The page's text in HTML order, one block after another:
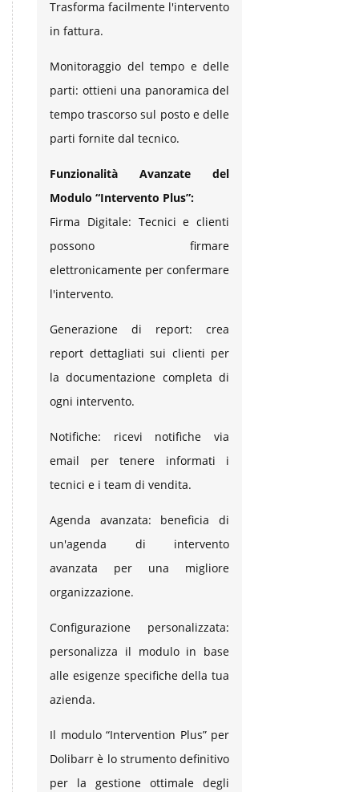
Trasforma facilmente l'intervento
in fattura.
Monitoraggio del tempo e delle
parti: ottieni una panoramica del
tempo trascorso sul posto e delle
parti fornite dal tecnico.
Funzionalità Avanzate del
Modulo “Intervento Plus”:
Firma Digitale: Tecnici e clienti
possono firmare
elettronicamente per confermare
l'intervento.
Generazione di report: crea
report dettagliati sui clienti per
la documentazione completa di
ogni intervento.
Notifiche: ricevi notifiche via
email per tenere informati i
tecnici e i team di vendita.
Agenda avanzata: beneficia di
un'agenda di intervento
avanzata per una migliore
organizzazione.
Configurazione personalizzata:
personalizza il modulo in base
alle esigenze specifiche della tua
azienda.
Il modulo “Intervention Plus” per
Dolibarr è lo strumento definitivo
per la gestione ottimale degli